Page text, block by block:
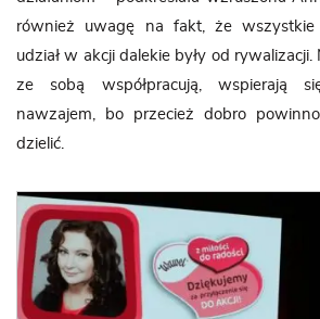
również uwagę na fakt, że wszystkie
udział w akcji dalekie były od
ze sobą współpracują, wspierają
nawzajem, bo przecież dobro
dzielić.